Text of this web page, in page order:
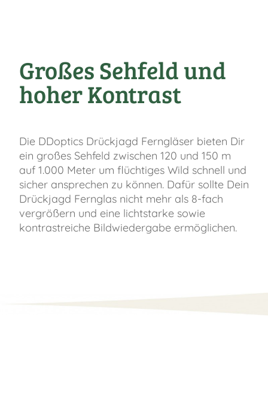
Großes Sehfeld und
hoher Kontrast
Die DDoptics Drückjagd Ferngläser bieten Dir
ein großes Sehfeld zwischen 120 und 150 m
auf 1.000 Meter um flüchtiges Wild schnell und
sicher ansprechen zu können. Dafür sollte Dein
Drückjagd Fernglas nicht mehr als 8-fach
vergrößern und eine lichtstarke sowie
kontrastreiche Bildwiedergabe ermöglichen.